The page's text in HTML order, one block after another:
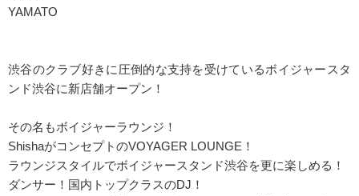
YAMATO
渋谷のクラブ好きに圧倒的な支持を受けているボイジャースタ
ンド渋谷に新店舗オープン！
その名もボイジャーラウンジ！
ShishaがコンセプトのVOYAGER LOUNGE！
ラウンジスタイルでボイジャースタンド渋谷を更に楽しめる！
ダンサー！国内トップクラスのDJ！